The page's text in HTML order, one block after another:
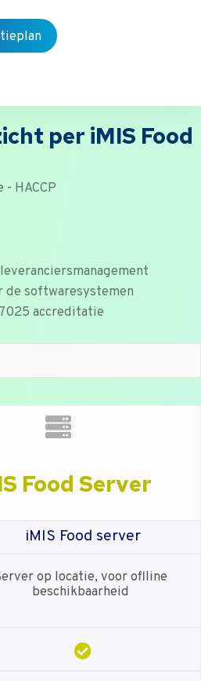
per iMIS Food
HACCP
de softwaresystemen
accreditatie
Food Server
iMIS Food server
op locatie, voor oflline
beschikbaarheid